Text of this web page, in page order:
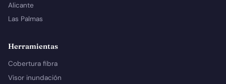
Alicante
Las Palmas
Herramientas
Cobertura fibra
Visor inundación